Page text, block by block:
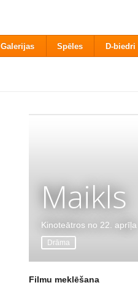
Galerijas Spēles D-biedri
Maikls
Kinoteātros no 22. aprīļa
Drāma
Filmu meklēšana